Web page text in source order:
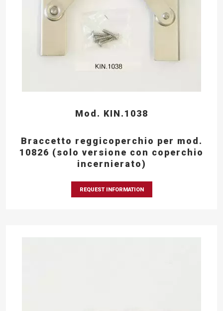
Mod. KIN.1038
Braccetto reggicoperchio per mod.
10826 (solo versione con coperchio
incernierato)
REQUEST INFORMATION